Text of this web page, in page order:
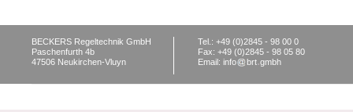
BECKERS Regeltechnik GmbH
Paschenfurth 4b
47506 Neukirchen-Vluyn
Tel.: +49 (0)2845 - 98 00 0
Fax: +49 (0)2845 - 98 05 80
Email: info
brt gmbh